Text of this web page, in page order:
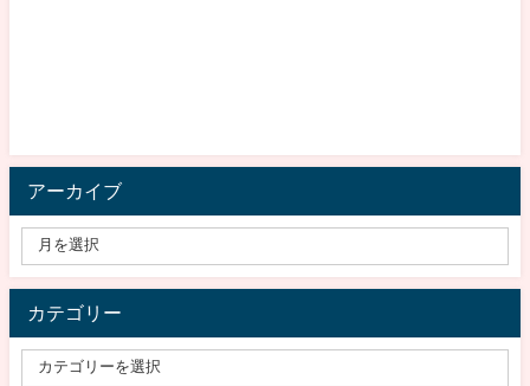
アーカイブ
カテゴリー